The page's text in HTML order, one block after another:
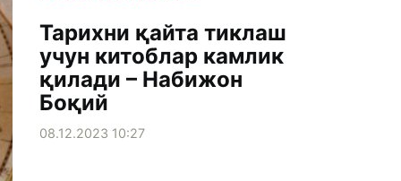
Тарихни қайта тиклаш
учун китоблар камлик
қилади – Набижон
Боқий
08.12.2023 10:27